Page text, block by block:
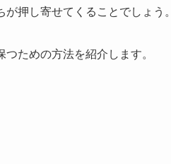
押し寄せてくることでしょう。
ための方法を紹介します。